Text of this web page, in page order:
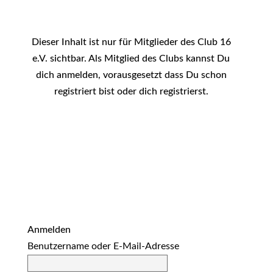
Dieser Inhalt ist nur für Mitglieder des Club 16
e.V. sichtbar. Als Mitglied des Clubs kannst Du
dich anmelden, vorausgesetzt dass Du schon
registriert bist oder dich registrierst.
Anmelden
Benutzername oder E-Mail-Adresse